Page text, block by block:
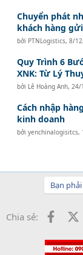
Chuyển phát
khách hàng
bởi PTNLogistics,8/
Quy Trình 6
XNK: Từ Lý
bởi Lê Hoàng Anh, 24/
Cách nhập
kinh doanh
bởiyenchinalogisitcs,
Bạn
Chia sẻ: